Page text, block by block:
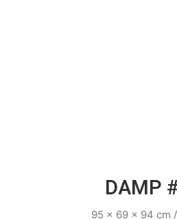
DAMP
95 x 69 x 94 cm